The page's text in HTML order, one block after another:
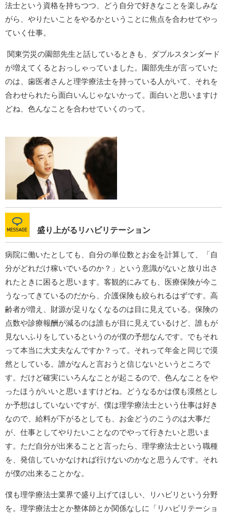
法士という資格を持ちつつ、どう自分で好きなことを楽しみな
がら、やりたいことをやるかということに焦点を合わせてやっ
ていく仕事。
関東労災の園部先生と話しているときも、ダブルスタンダード
が増えてくるとおっしゃっていました。園部先生が言っていた
のは、歯医者さんと理学療法士を持っている人がいて、それを
合わせられたら面白いんじゃないかって。面白いと思いますけ
どね、色んなことを合わせていくのって。
盛り上がるリハビリテーション
病院に働いたとしても、自分の単位数とお金を計算して、「自
分がどれだけ稼いでいるのか？」という意識がないと放り出さ
れたときに困ると思います。客観的にみても、医療保険が今こ
うなってきているのだから、介護保険も絞られるはずです。高
齢者が増え、財源が足りなくなるのは目に見えている。保険の
点数や診療報酬が減るのは誰もが目に見えているけど、誰もが
見ないふりをしているというのが僕の予想なんです。でもそれ
って本当に大丈夫なんですか？って。それって年金と同じで漠
然としている。誰がなんと言おうと信じないというところで
す。だけど確実にいろんなことが起こるので、色んなことをや
ったほうがいいと思いますけどね。どうなるかは僕も漠然とし
か予想はしていないですが、僕は理学療法士という仕事は好き
なので、給料が下がるとしても、お金どうのこうのは大事だ
が、仕事としてやりたいことなのでやって行きたいと思いま
す。ただ自分が出来ることと言ったら、理学療法士という職種
を、発信していかなければ行けないのかなと思うんです。それ
が僕の出来ることかな。
僕も理学療法士業界で盛り上げてほしい、リハビリという分野
を。理学療法士とか整体師とか関係なしに「リハビリテーショ